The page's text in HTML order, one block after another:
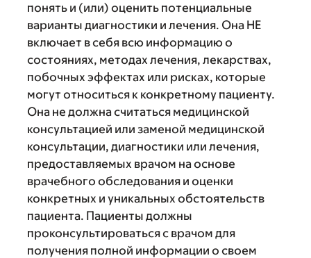
понять и (или) оценить потенциальные
варианты диагностики и лечения. Она НЕ
включает в себя всю информацию о
состояниях, методах лечения, лекарствах,
побочных эффектах или рисках, которые
могут относиться к конкретному пациенту.
Она не должна считаться медицинской
консультацией или заменой медицинской
консультации, диагностики или лечения,
предоставляемых врачом на основе
врачебного обследования и оценки
конкретных и уникальных обстоятельств
пациента. Пациенты должны
проконсультироваться с врачом для
получения полной информации о своем